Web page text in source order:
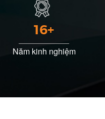
16+
Năm kinh nghiệm